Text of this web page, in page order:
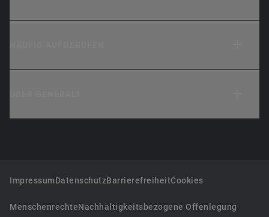
ImpressumDatenschutzBarrierefreiheitCookies
MenschenrechteNachhaltigkeitsbezogene Offenlegung